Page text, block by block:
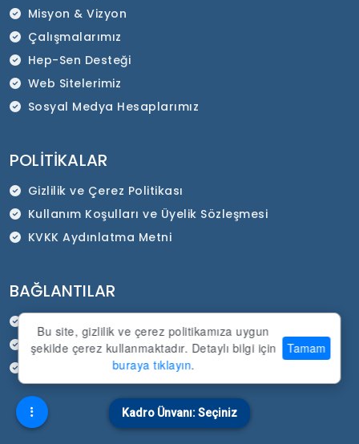
Bu site, gizlilik ve çerez politikamıza uygun
şekilde çerez kullanmaktadır. Detaylı bilgi için
buraya tıklayın.
Tamam
Kadro Ünvanı: Seçiniz
Misyon & Vizyon
Çalışmalarımız
Hep-Sen Desteği
Web Sitelerimiz
Sosyal Medya Hesaplarımız
POLITIKALAR
Gizlilik ve Çerez Politikası
Kullanım Koşulları ve Üyelik Sözleşmesi
KVKK Aydınlatma Metni
BAĞLANTILAR
SADEP Kurumsal İnternet Sitesi